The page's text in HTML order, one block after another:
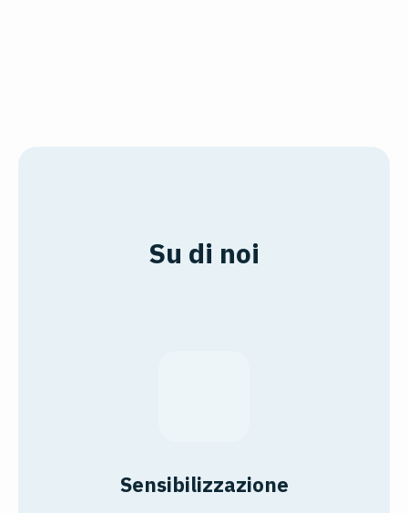
Su di noi
Sensibilizzazione